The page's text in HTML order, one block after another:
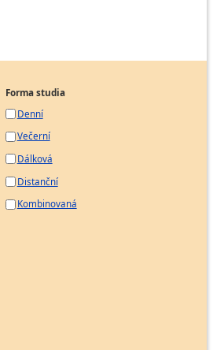
Forma studia
Denní
Večerní
Dálková
Distanční
Kombinovaná